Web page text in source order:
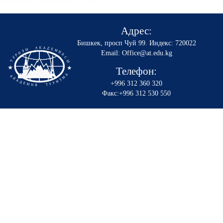
Адрес:
Бишкек, просп Чуй 99. Индекс: 720022
Email: Office@at.edu.kg
Телефон:
+996 312 360 320
Факс:+996 312 530 550